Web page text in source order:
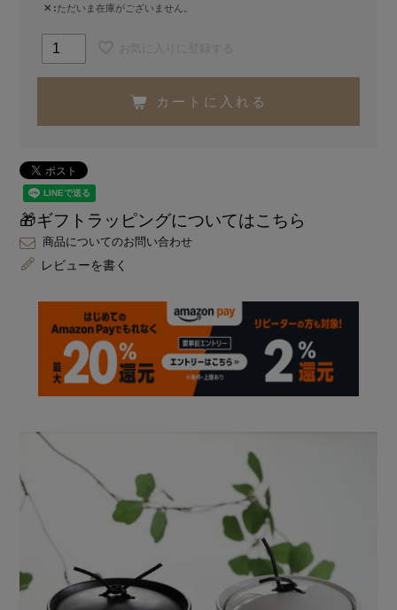
✕
ただいま在庫がございません。
カートに入れる
🎁ギフトラッピングについてはこちら
商品についてのお問い合わせ
レビューを書く